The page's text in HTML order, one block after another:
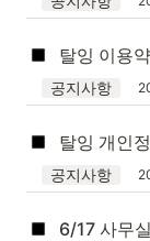
탈잉 이용
공지사항
탈잉 개인
공지사항
6/17 사무